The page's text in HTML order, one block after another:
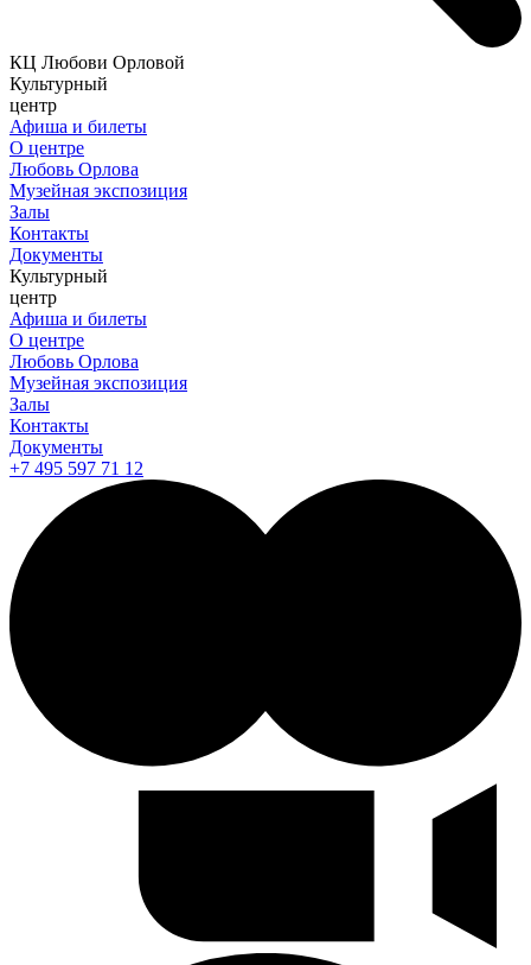
КЦ Любови Орловой
Культурный
центр
Афиша и билеты
О центре
Любовь Орлова
Музейная экспозиция
Залы
Контакты
Документы
Культурный
центр
Афиша и билеты
О центре
Любовь Орлова
Музейная экспозиция
Залы
Контакты
Документы
+7 495 597 71 12